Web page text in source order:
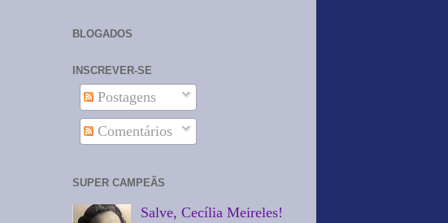
BLOGADOS
INSCREVER-SE
Postagens
Comentários
SUPER CAMPEÃS
Salve, Cecília Meireles!